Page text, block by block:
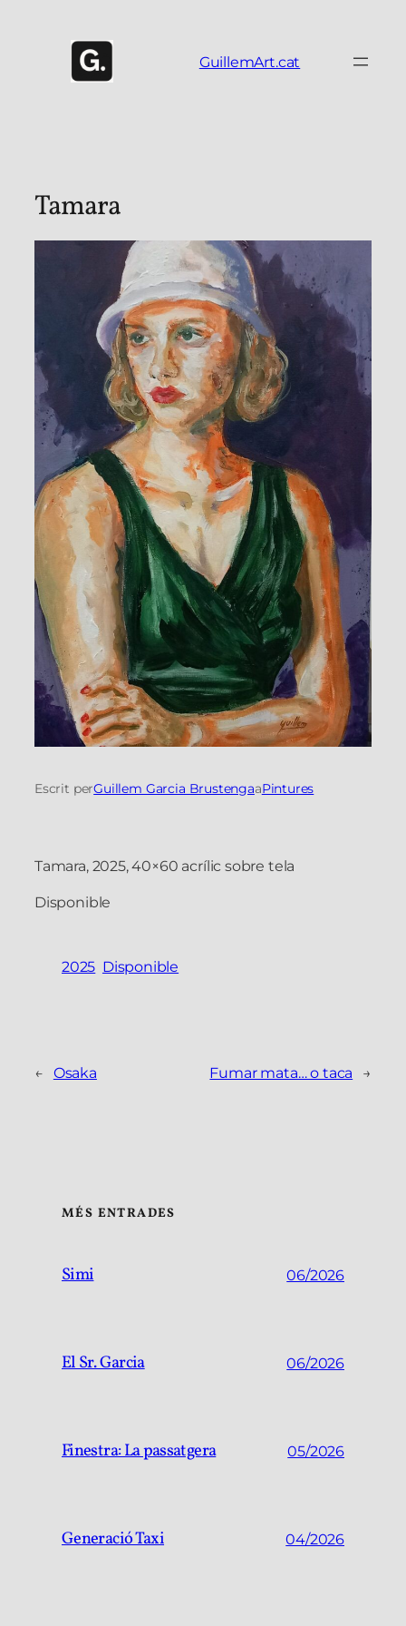
GuillemArt.cat
Tamara
Escrit perGuillem Garcia BrustengaaPintures
Tamara, 2025, 40×60 acrílic sobre tela
Disponible
2025 Disponible
← Osaka Fumar mata… o taca →
MÉS ENTRADES
Simi 06/2026
El Sr. Garcia 06/2026
Finestra: La passatgera 05/2026
Generació Taxi 04/2026